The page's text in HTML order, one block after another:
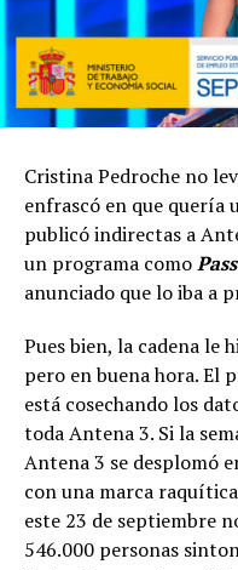
Cristina Pedroche no
enfrascó en que quería
publicó indirectas a
un programa como
anunciado que lo iba a
Pues bien, la cadena le
pero en buena hora. El
está cosechando los
toda Antena 3. Si la
Antena 3 se desplomó
con una marca
este 23 de septiembre
546.000 personas